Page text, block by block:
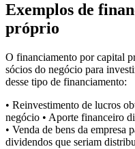
Exemplos de
próprio
O financiamento por capital
sócios do negócio para
desse tipo de financiamento:
• Reinvestimento de lucros
negócio • Aporte financeiro
• Venda de bens da empresa
dividendos que seriam